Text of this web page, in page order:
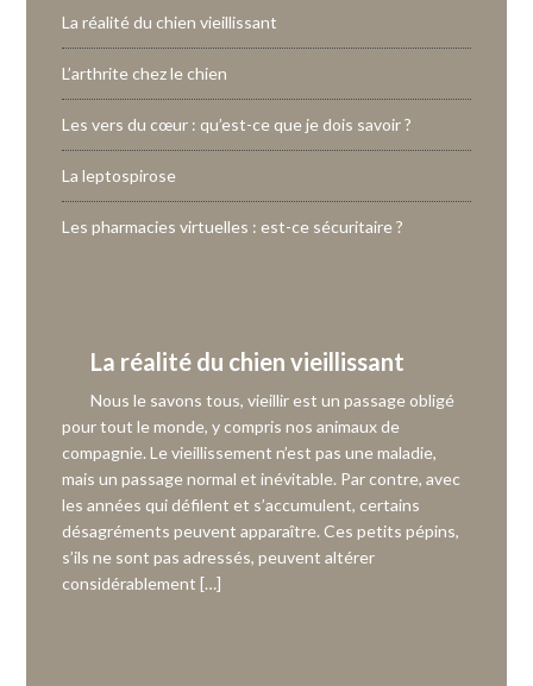
La réalité du chien vieillissant
L’arthrite chez le chien
Les vers du cœur : qu’est-ce que je dois savoir ?
La leptospirose
Les pharmacies virtuelles : est-ce sécuritaire ?
La réalité du chien vieillissant
Nous le savons tous, vieillir est un passage obligé
pour tout le monde, y compris nos animaux de
compagnie. Le vieillissement n’est pas une maladie,
mais un passage normal et inévitable. Par contre, avec
les années qui défilent et s’accumulent, certains
désagréments peuvent apparaître. Ces petits pépins,
s’ils ne sont pas adressés, peuvent altérer
considérablement […]